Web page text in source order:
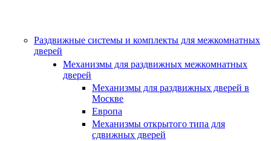
Раздвижные системы и комплекты для межкомнатных
дверей
Механизмы для раздвижных межкомнатных
дверей
Механизмы для раздвижных дверей в
Москве
Европа
Механизмы открытого типа для
сдвижных дверей